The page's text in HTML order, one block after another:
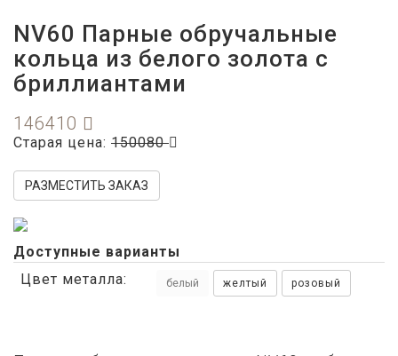
NV60 Парные обручальные
кольца из белого золота с
бриллиантами
146410
Старая цена: 150080
РАЗМЕСТИТЬ ЗАКАЗ
Доступные варианты
Цвет металла:
белый желтый розовый